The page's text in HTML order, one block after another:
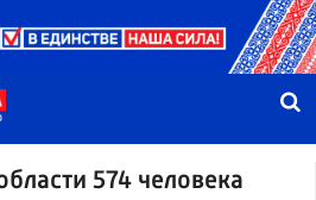
574 человека